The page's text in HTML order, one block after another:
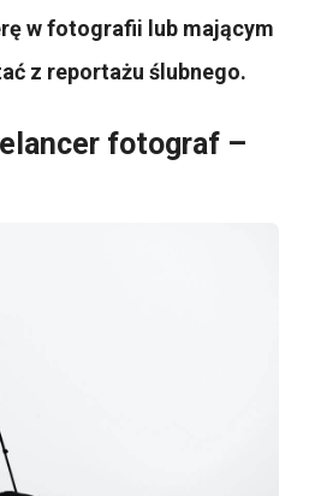
w fotografii lub mającym
z reportażu ślubnego.
fotograf –